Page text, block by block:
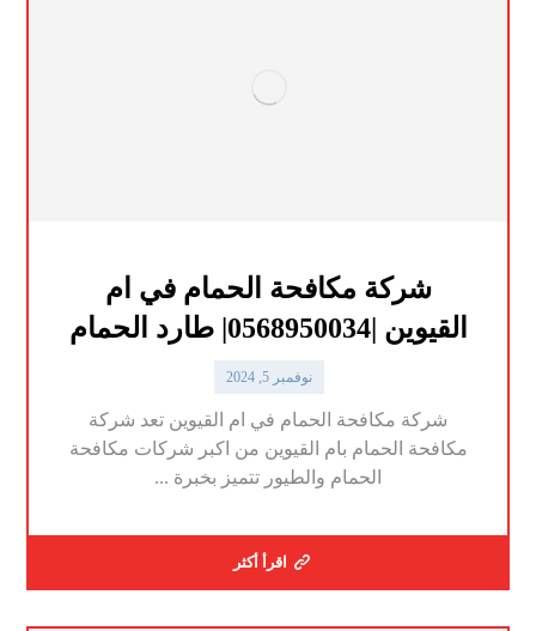
شركة مكافحة الحمام في ام
القيوين |0568950034| طارد الحمام
نوفمبر 5, 2024
شركة مكافحة الحمام في ام القيوين تعد شركة
مكافحة الحمام بام القيوين من اكبر شركات مكافحة
الحمام والطيور تتميز بخبرة ...
اقرأ أكثر